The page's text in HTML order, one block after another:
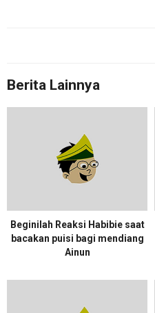
Berita Lainnya
Beginilah Reaksi Habibie saat
bacakan puisi bagi mendiang
Ainun